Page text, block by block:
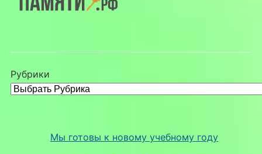
Рубрики
Мы готовы к новому учебному году